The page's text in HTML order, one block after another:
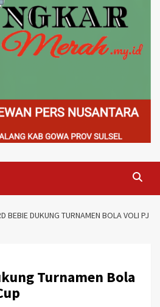
BEBIE DUKUNG TURNAMEN BOLA VOLI PJ
Turnamen Bola